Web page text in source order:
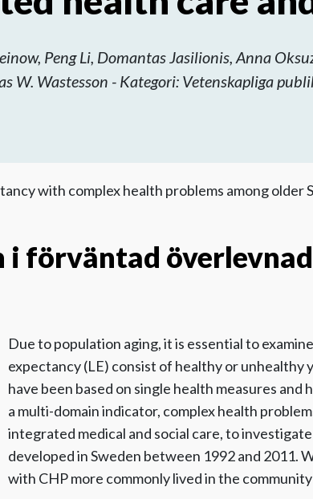
Peng Li, Domantas Jasilionis, Anna
W. Wastesson - Kategori: Vetenskapliga
with complex health problems among
i förväntad
Due to population aging, it is essential to
expectancy (LE) consist of healthy or unhealthy
have been based on single health measures
a multi-domain indicator, complex health
integrated medical and social care, to
developed in Sweden between 1992 and 2011.
with CHP more commonly lived in the